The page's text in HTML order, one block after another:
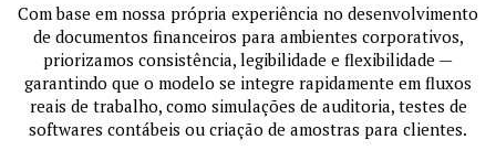
Com base em nossa própria experiência no desenvolvimento
de documentos financeiros para ambientes corporativos,
priorizamos consistência, legibilidade e flexibilidade —
garantindo que o modelo se integre rapidamente em fluxos
reais de trabalho, como simulações de auditoria, testes de
softwares contábeis ou criação de amostras para clientes.